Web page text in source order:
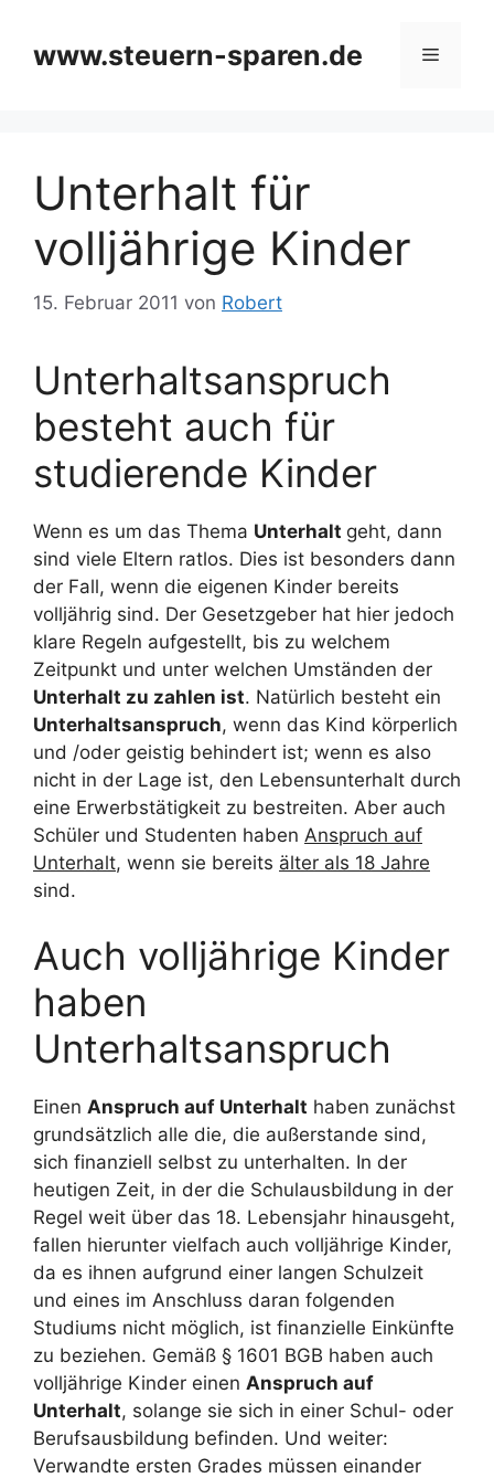
springen
www.steuern-sparen.de Menü
Unterhalt für
volljährige Kinder
15. Februar 2011 von Robert
Unterhaltsanspruch
besteht auch für
studierende Kinder
Wenn es um das Thema Unterhalt geht, dann
sind viele Eltern ratlos. Dies ist besonders dann
der Fall, wenn die eigenen Kinder bereits
volljährig sind. Der Gesetzgeber hat hier jedoch
klare Regeln aufgestellt, bis zu welchem
Zeitpunkt und unter welchen Umständen der
Unterhalt zu zahlen ist. Natürlich besteht ein
Unterhaltsanspruch, wenn das Kind körperlich
und /oder geistig behindert ist; wenn es also
nicht in der Lage ist, den Lebensunterhalt durch
eine Erwerbstätigkeit zu bestreiten. Aber auch
Schüler und Studenten haben Anspruch auf
Unterhalt, wenn sie bereits älter als 18 Jahre
sind.
Auch volljährige Kinder
haben
Unterhaltsanspruch
Einen Anspruch auf Unterhalt haben zunächst
grundsätzlich alle die, die außerstande sind,
sich finanziell selbst zu unterhalten. In der
heutigen Zeit, in der die Schulausbildung in der
Regel weit über das 18. Lebensjahr hinausgeht,
fallen hierunter vielfach auch volljährige Kinder,
da es ihnen aufgrund einer langen Schulzeit
und eines im Anschluss daran folgenden
Studiums nicht möglich, ist finanzielle Einkünfte
zu beziehen. Gemäß § 1601 BGB haben auch
volljährige Kinder einen Anspruch auf
Unterhalt, solange sie sich in einer Schul- oder
Berufsausbildung befinden. Und weiter:
Verwandte ersten Grades müssen einander